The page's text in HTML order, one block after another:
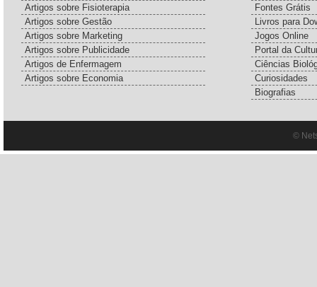
Artigos sobre Fisioterapia
Artigos sobre Gestão
Artigos sobre Marketing
Artigos sobre Publicidade
Artigos de Enfermagem
Artigos sobre Economia
Fontes Grátis
Livros para
Jogos Online
Portal da
Ciências
Curiosidades
Biografias
©